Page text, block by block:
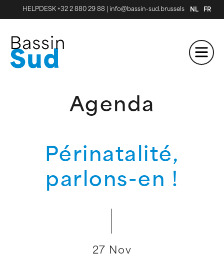
HELPDESK +32 2 880 29 88 info@bassin-sud.brussels NL FR
Agenda
Périnatalité,
parlons-en !
27 Nov